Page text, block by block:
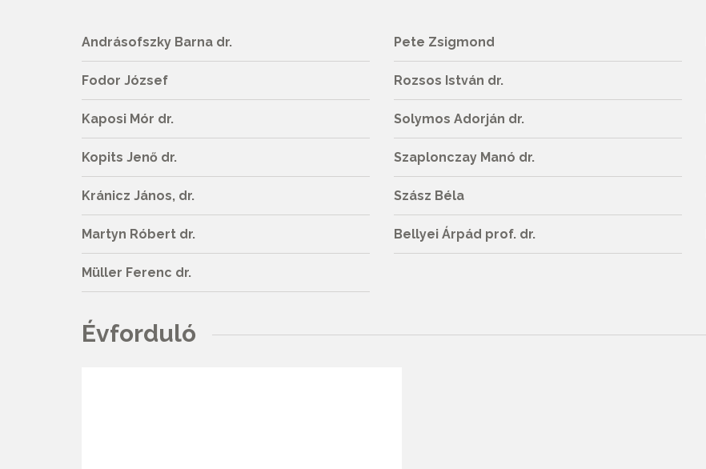
Andrásofszky Barna dr.
Fodor József
Kaposi Mór dr.
Kopits Jenő dr.
Kránicz János, dr.
Martyn Róbert dr.
Müller Ferenc dr.
Pete Zsigmond
Rozsos István dr.
Solymos Adorján dr.
Szaplonczay Manó dr.
Szász Béla
Bellyei Árpád prof. dr.
Évforduló